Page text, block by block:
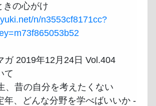
n/n3553cf8171cc?
2019年12月24日 Vol.404
て
、昔の自分を考えたくない
年、どんな分野を学べばいいか -